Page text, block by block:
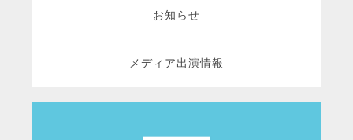
お知らせ
メディア出演情報